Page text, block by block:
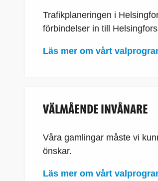
Trafikplaneringen i
förbindelser in till
Läs mer om vårt
VÄLMÅENDE INVÅNARE
Våra gamlingar måste vi
önskar.
Läs mer om vårt